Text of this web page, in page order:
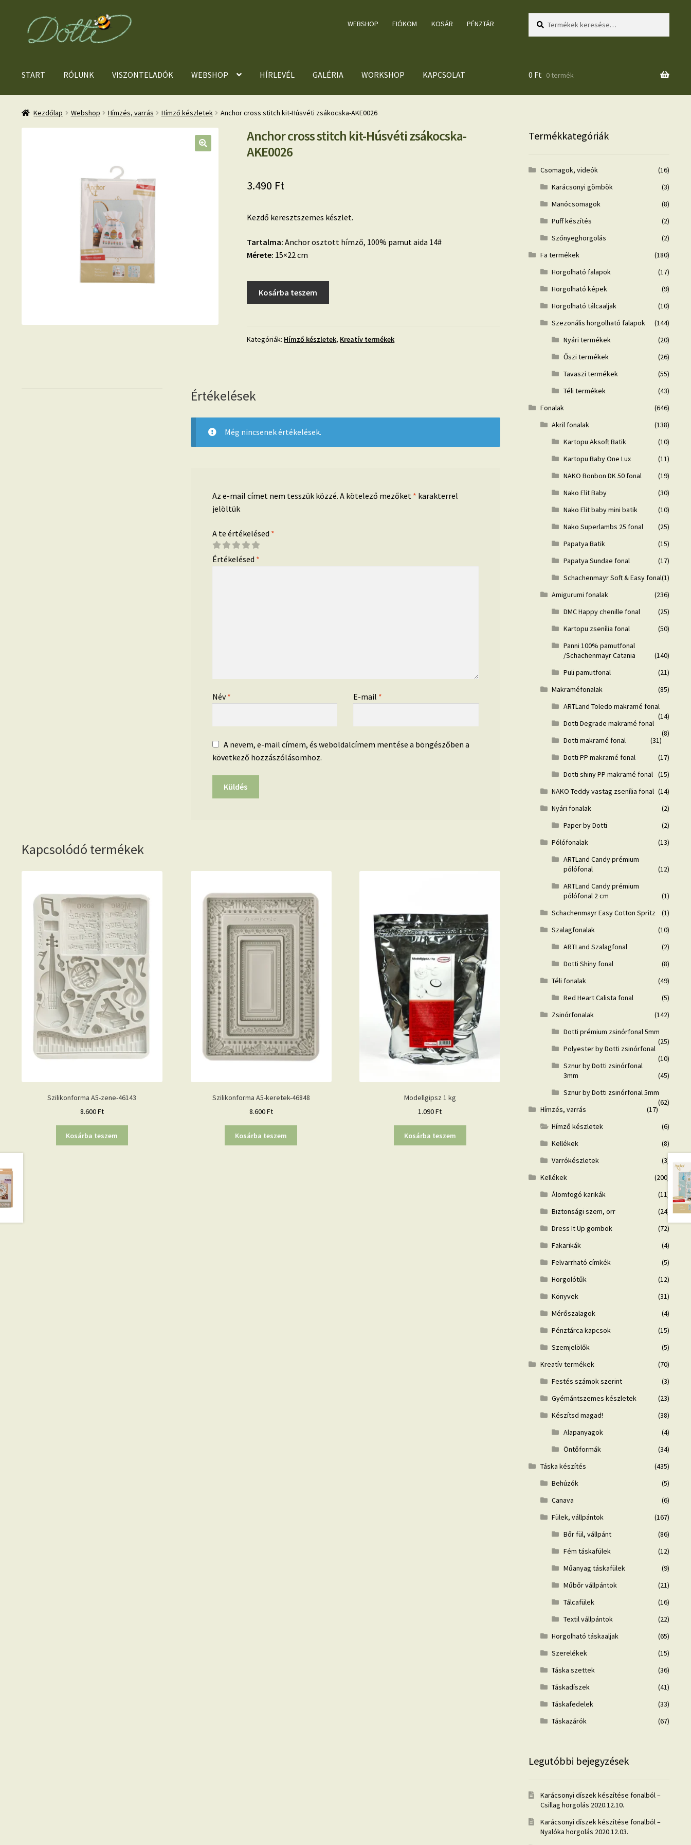
Ugrás
navigációhoz
Kilépés
tartalomba
WEBSHOP FIÓKOM KOSÁR PÉNZTÁR
START RÓLUNK VISZONTELADÓK WEBSHOP HÍRLEVÉL GALÉRIA WORKSHOP KAPCSOLAT 0 Ft 0 termék
Kezdőlap Webshop Hímzés, varrás Hímző készletek Anchor cross stitch kit-Húsvéti zsákocska-AKE0026
Anchor cross stitch kit-Húsvéti zsákocska-
AKE0026
3.490 Ft
Kezdő keresztszemes készlet.
Tartalma: Anchor osztott hímző, 100% pamut aida 14#
Mérete: 15×22 cm
Húsvéti
Kosárba teszem
Kategóriák: Hímző készletek, Kreatív termékek
Értékelések
Még nincsenek értékelések.
Az e-mail címet nem tesszük közzé. A kötelező mezőket * karakterrel
jelöltük
A te értékelésed *
Értékelésed *
Név* E-mail *
A nevem, e-mail címem, és weboldalcímem mentése a böngészőben a
következő hozzászólásomhoz.
Kapcsolódó termékek
Szilikonforma A5-zene-46143
8.600Ft
Kosárba teszem
Szilikonforma A5-keretek-46848
8.600Ft
Kosárba teszem
Modellgipsz 1 kg
1.090Ft
Kosárba teszem
Termékkategóriák
Csomagok, videók
(16)
Karácsonyi gömbök
(3)
Manócsomagok
(8)
Puff készítés
(2)
Szőnyeghorgolás
(2)
Fa termékek
(180)
Horgolható falapok
(17)
Horgolható képek
(9)
Horgolható tálcaaljak
(10)
Szezonális horgolható falapok
(144)
Nyári termékek
(20)
Őszi termékek
(26)
Tavaszi termékek
(55)
Téli termékek
(43)
Fonalak
(646)
Akril fonalak
(138)
Kartopu Aksoft Batik
(10)
Kartopu Baby One Lux
(11)
NAKO Bonbon DK 50 fonal
(19)
Nako Elit Baby
(30)
Nako Elit baby mini batik
(10)
Nako Superlambs 25 fonal
(25)
Papatya Batik
(15)
Papatya Sundae fonal
(17)
Schachenmayr Soft & Easy fonal(1)
Amigurumi fonalak
(236)
DMC Happy chenille fonal
(25)
Kartopu zsenília fonal
(50)
Panni 100% pamutfonal
/Schachenmayr Catania
(140)
Puli pamutfonal
(21)
Makraméfonalak
(85)
ARTLand Toledo makramé fonal
(14)
Dotti Degrade makramé fonal
(8)
Dotti makramé fonal
(31)
Dotti PP makramé fonal
(17)
Dotti shiny PP makramé fonal (15)
NAKO Teddy vastag zsenília fonal (14)
Nyári fonalak
(2)
Paper by Dotti
(2)
Pólófonalak
(13)
ARTLand Candy prémium
pólófonal
(12)
ARTLand Candy prémium
pólófonal 2 cm
(1)
Schachenmayr Easy Cotton Spritz
(1)
Szalagfonalak
(10)
ARTLand Szalagfonal
(2)
Dotti Shiny fonal
(8)
Téli fonalak
(49)
Red Heart Calista fonal
(5)
Zsinórfonalak
(142)
Dotti prémium zsinórfonal 5mm
(25)
Polyester by Dotti zsinórfonal
(10)
Sznur by Dotti zsinórfonal
3mm
(45)
Sznur by Dotti zsinórfonal 5mm
(62)
Hímzés, varrás
(17)
Hímző készletek
(6)
Kellékek
(8)
Varrókészletek
(3)
Kellékek
(200)
Álomfogó karikák
(11)
Biztonsági szem, orr
(24)
Dress It Up gombok
(72)
Fakarikák
(4)
Felvarrható címkék
(5)
Horgolótűk
(12)
Könyvek
(31)
Mérőszalagok
(4)
Pénztárca kapcsok
(15)
Szemjelölők
(5)
Kreatív termékek
(70)
Festés számok szerint
(3)
Gyémántszemes készletek
(23)
Készítsd magad!
(38)
Alapanyagok
(4)
Öntőformák
(34)
Táska készítés
(435)
Behúzók
(5)
Canava
(6)
Fülek, vállpántok
(167)
Bőr fül, vállpánt
(86)
Fém táskafülek
(12)
Műanyag táskafülek
(9)
Műbőr vállpántok
(21)
Tálcafülek
(16)
Textil vállpántok
(22)
Horgolható táskaaljak
(65)
Szerelékek
(15)
Táska szettek
(36)
Táskadíszek
(41)
Táskafedelek
(33)
Táskazárók
(67)
Legutóbbi bejegyzések
Karácsonyi díszek készítése fonalból –
Csillag horgolás 2020.12.10.
Karácsonyi díszek készítése fonalból –
Nyalóka horgolás 2020.12.03.